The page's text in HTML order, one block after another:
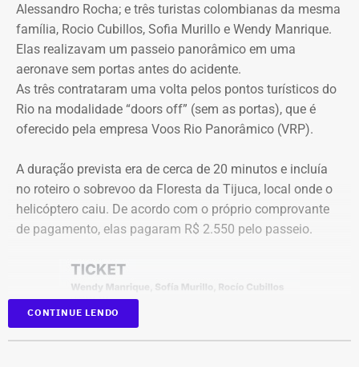
Com tradição na realização de debates eleitorais, a Band
promove o encontro como um espaço para o confronto
de ideias e para que os eleitores conheçam as propostas
dos candidatos. A mediação será da jornalista Adriana
Araújo.
Como vai ser o debate
O formato do debate consiste em três blocos de
perguntas e respostas, confrontos diretos entre os
participantes e espaço para considerações finais.
A ordem das perguntas será definida por sorteio, e o
mediador apenas fará a condução do debate. Esgotados
os tempos de cada candidato, o áudio do microfone será
Alessandro Rocha; e três turistas colombianas da mesma
família, Rocio Cubillos, Sofia Murillo e Wendy Manrique.
Elas realizavam um passeio panorâmico em uma
aeronave sem portas antes do acidente.
As três contrataram uma volta pelos pontos turísticos do
Rio na modalidade “doors off” (sem as portas), que é
oferecido pela empresa Voos Rio Panorâmico (VRP).
A duração prevista era de cerca de 20 minutos e incluía
no roteiro o sobrevoo da Floresta da Tijuca, local onde o
helicóptero caiu. De acordo com o próprio comprovante
de pagamento, elas pagaram R$ 2.550 pelo passeio.
CONTINUE LENDO